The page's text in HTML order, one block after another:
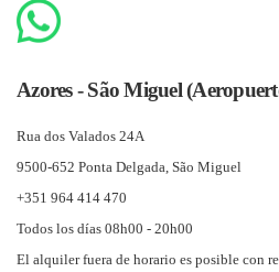
Azores - São Miguel
Rua dos Valados 24A
9500-652 Ponta Delgada, São Miguel
+351 964 414 470
Todos los días 08h00 - 20h00
El alquiler fuera de horario es posible con